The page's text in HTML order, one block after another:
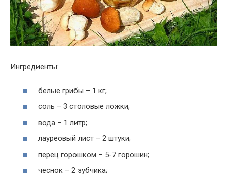
Ингредиенты:
белые грибы – 1 кг;
соль – 3 столовые ложки;
вода – 1 литр;
лауреовый лист – 2 штуки;
перец горошком – 5-7 горошин;
чеснок – 2 зубчика;